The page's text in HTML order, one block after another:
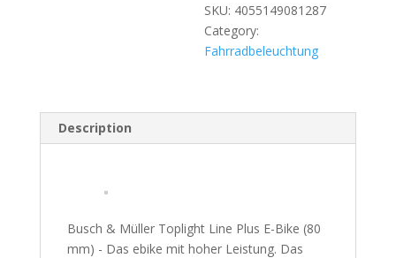
SKU: 4055149081287
Category:
Fahrradbeleuchtung
Description
Busch & Müller Toplight Line Plus E-Bike (80
mm) - Das ebike mit hoher Leistung. Das